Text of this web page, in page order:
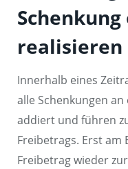
realisieren
Innerhalb eines
alle Schenkungen
addiert und führen
Freibetrags. Erst am
Freibetrag wieder